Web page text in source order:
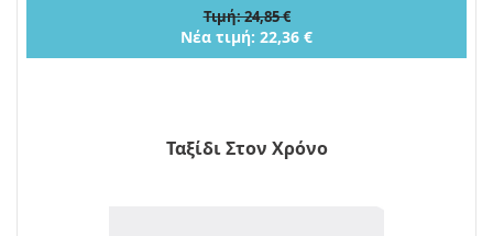
Τιμή: 24,85 €
Νέα τιμή: 22,36 €
Ταξίδι Στον Χρόνο